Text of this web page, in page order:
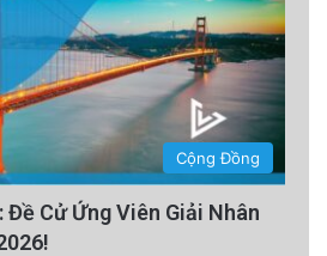
Cộng Đồng
Đề Cử Ứng Viên Giải Nhân